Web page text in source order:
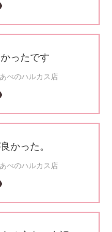
ったです
べのハルカス店
かった。
べのハルカス店